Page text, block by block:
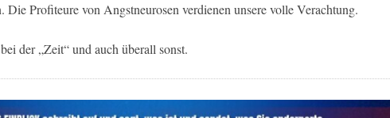
Die Profiteure von Angstneurosen verdienen unsere volle Verachtung.
der „Zeit“ und auch überall sonst.